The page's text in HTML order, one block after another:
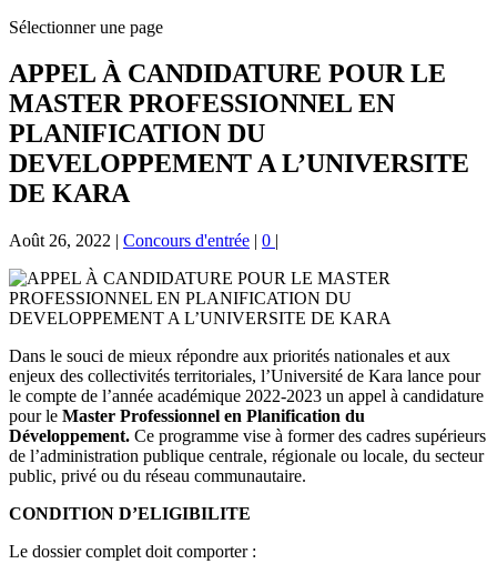
Sélectionner une page
APPEL À CANDIDATURE POUR LE
MASTER PROFESSIONNEL EN
PLANIFICATION DU
DEVELOPPEMENT A L’UNIVERSITE
DE KARA
Août 26, 2022 | Concours d'entrée | 0 |
Dans le souci de mieux répondre aux priorités nationales et aux
enjeux des collectivités territoriales, l’Université de Kara lance pour
le compte de l’année académique 2022-2023 un appel à candidature
pour le Master Professionnel en Planification du
Développement. Ce programme vise à former des cadres supérieurs
de l’administration publique centrale, régionale ou locale, du secteur
public, privé ou du réseau communautaire.
CONDITION D’ELIGIBILITE
Le dossier complet doit comporter :